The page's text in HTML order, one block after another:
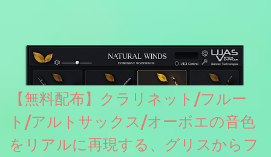
ソースを元に設計・改良した製品のようです。
【無料配布】クラリネット/フルー
ト/アルトサックス/オーボエの音色
をリアルに再現する、グリスからフ